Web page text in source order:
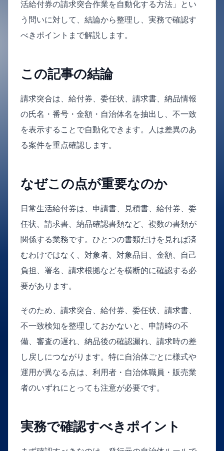
活給付券の請求突合作業を自動化する方法」とい
う問いに対して、結論から整理し、実務で確認す
べきポイントまで解説します。
この記事の結論
請求突合は、給付券、委任状、請求書、納品情報
の氏名・番号・金額・自治体名を抽出し、不一致
を表示することで自動化できます。人は差異のあ
る案件を重点確認します。
なぜこの点が重要なのか
日常生活給付券は、申請書、見積書、給付券、委
任状、請求書、納品確認書類など、複数の書類が
関係する業務です。ひとつの書類だけを見れば済
むわけではなく、対象者、対象品目、金額、自己
負担、署名、請求根拠などを横断的に確認する必
要があります。
そのため、請求突合、給付券、委任状、請求書、
不一致検知を整理しておかないと、申請時の不
備、審査の遅れ、納品後の確認漏れ、請求時の差
し戻しにつながります。特に自治体ごとに様式や
運用が異なる点は、利用者・自治体職員・販売業
者のいずれにとっても注意が必要です。
実務で確認すべきポイント